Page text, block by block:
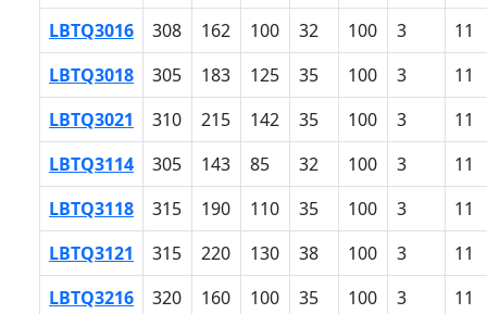
LBTQ3016
308 162 100 32 100 3
11
LBTQ3018
305 183 125 35 100 3
11
LBTQ3021
310 215 142 35 100 3
11
LBTQ3114
305 143 85 32 100 3
11
LBTQ3118
315 190 110 35 100 3
11
LBTQ3121
315 220 130 38 100 3
11
LBTQ3216
320 160 100 35 100 3
11